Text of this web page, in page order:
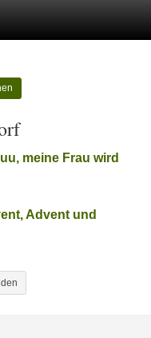
meine Frau wird
Advent und